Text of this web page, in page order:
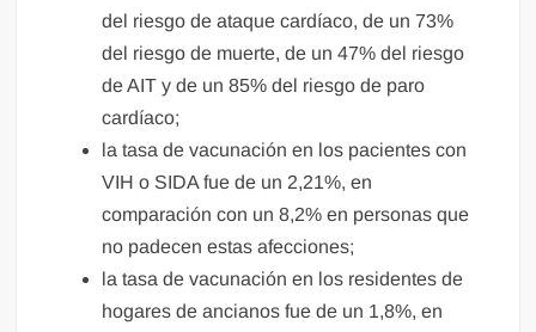
del riesgo de ataque cardíaco, de un 73%
del riesgo de muerte, de un 47% del riesgo
de AIT y de un 85% del riesgo de paro
cardíaco;
la tasa de vacunación en los pacientes con
VIH o SIDA fue de un 2,21%, en
comparación con un 8,2% en personas que
no padecen estas afecciones;
la tasa de vacunación en los residentes de
hogares de ancianos fue de un 1,8%, en